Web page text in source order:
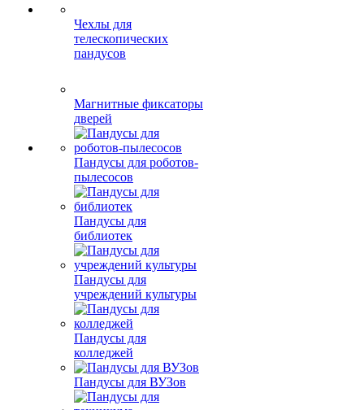
Чехлы для
телескопических
пандусов
Магнитные фиксаторы
дверей
Пандусы для роботов-
пылесосов
Пандусы для
библиотек
Пандусы для
учреждений культуры
Пандусы для
колледжей
Пандусы для ВУЗов